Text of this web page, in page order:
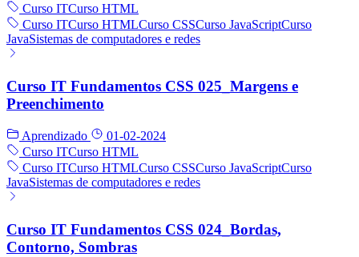
Curso ITCurso HTML
Curso ITCurso HTMLCurso CSSCurso JavaScriptCurso
JavaSistemas de computadores e redes
Curso IT Fundamentos CSS 025_Margens e
Preenchimento
Aprendizado
01-02-2024
Curso ITCurso HTML
Curso ITCurso HTMLCurso CSSCurso JavaScriptCurso
JavaSistemas de computadores e redes
Curso IT Fundamentos CSS 024_Bordas,
Contorno, Sombras